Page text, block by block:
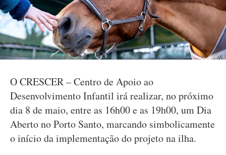
O CRESCER – Centro de Apoio ao
Desenvolvimento Infantil irá realizar, no próximo
dia 8 de maio, entre as 16h00 e as 19h00, um Dia
Aberto no Porto Santo, marcando simbolicamente
o início da implementação do projeto na ilha.